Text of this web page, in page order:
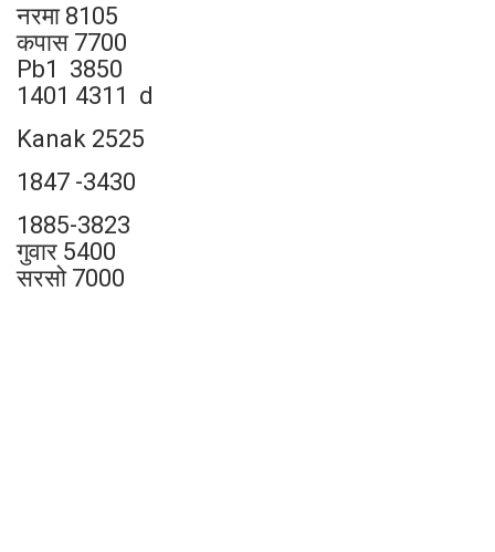
नरमा 8105
कपास 7700
Pb1 3850
1401 4311 d
Kanak 2525
1847 -3430
1885-3823
गुवार 5400
सरसो 7000